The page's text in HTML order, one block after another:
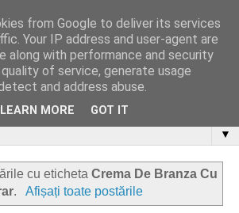
▼
cu eticheta Crema De Branza Cu
. Afișați toate postările
from Google to deliver its services
Your IP address and user-agent are
along with performance and security
of service, generate usage
and address abuse.
LEARN MORE GOT IT